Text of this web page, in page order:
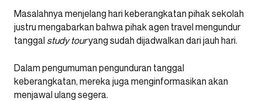
Masalahnya menjelang hari keberangkatan pihak sekolah
justru mengabarkan bahwa pihak agen travel mengundur
tanggal study touryang sudah dijadwalkan dari jauh hari.
Dalam pengumuman pengunduran tanggal
keberangkatan, mereka juga menginformasikan akan
menjawal ulang segera.